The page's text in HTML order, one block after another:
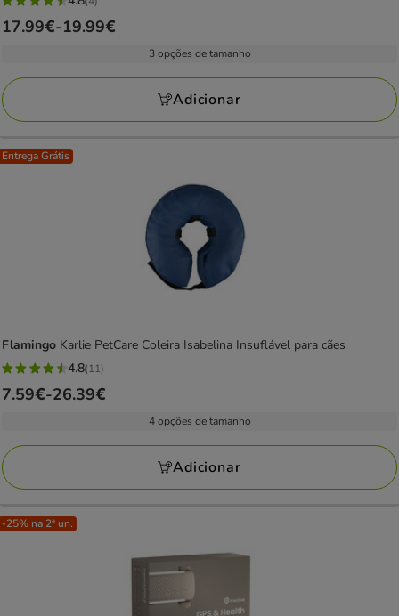
4.8
estrelas
avaliações
Preço
a
19.99€
17.99€-19.99€
3 opções de tamanho
Adicionar
Entrega Grátis
Flamingo Karlie PetCare Coleira Isabelina Insuflável para cães
4.8
estrelas
11
avaliações
4.8(11)
Preço
a
26.39€
7.59€-26.39€
4 opções de tamanho
Adicionar
-25% na 2ª un.